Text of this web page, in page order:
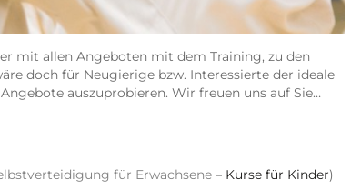
mit allen Angeboten mit dem Training, zu den
doch für Neugierige bzw. Interessierte der ideale
auszuprobieren. Wir freuen uns auf Sie…
für Erwachsene – Kurse für Kinder)